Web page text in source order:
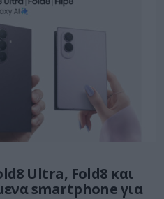
Ultra, Fold8 και
smartphone για